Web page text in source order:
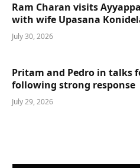
Ram Charan visits
with wife Upasana
July 30, 2026
Pritam and Pedro in talks
following strong response
July 29, 2026